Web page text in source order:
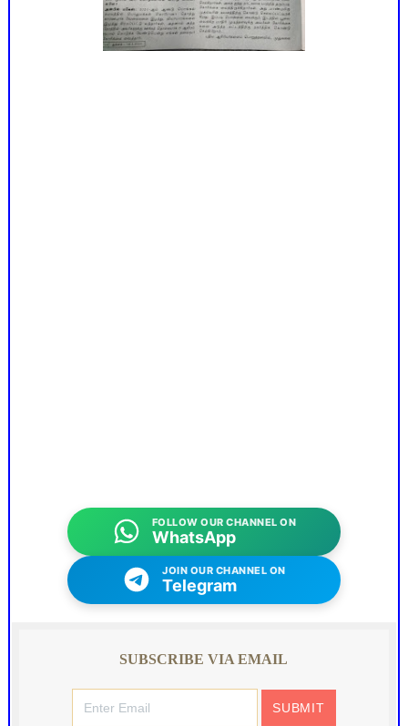
FOLLOW OUR CHANNEL ON
WhatsApp
JOIN OUR CHANNEL ON
Telegram
SUBSCRIBE VIA EMAIL